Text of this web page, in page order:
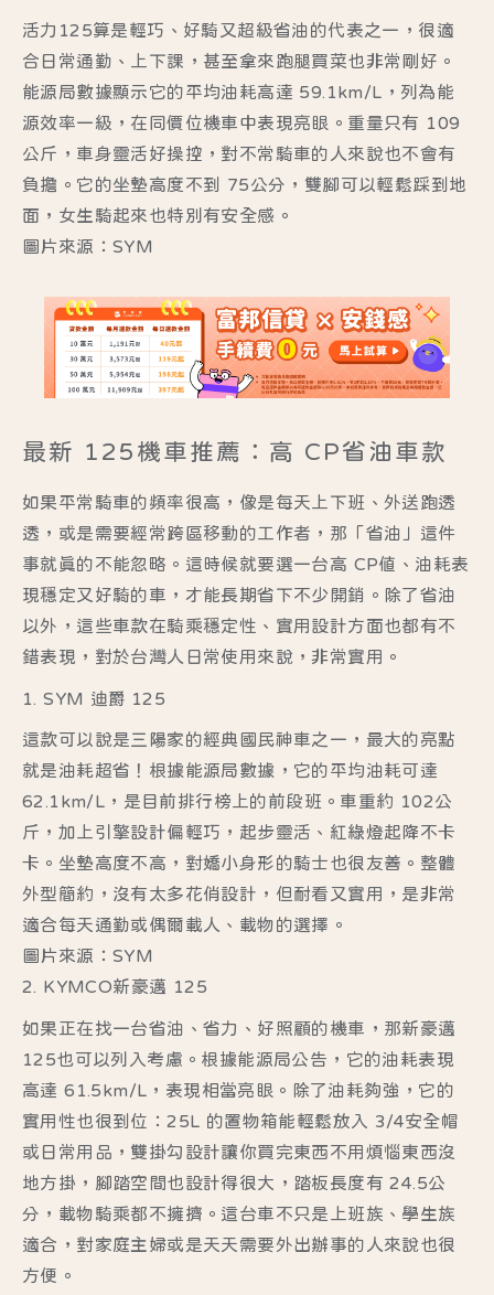
活力125算是輕巧、好騎又超級省油的代表之一，很適
合日常通勤、上下課，甚至拿來跑腿買菜也非常剛好。
能源局數據顯示它的平均油耗高達 59.1km/L，列為能
源效率一級，在同價位機車中表現亮眼。重量只有 109
公斤，車身靈活好操控，對不常騎車的人來說也不會有
負擔。它的坐墊高度不到 75公分，雙腳可以輕鬆踩到地
面，女生騎起來也特別有安全感。
圖片來源：SYM
最新 125機車推薦：高 CP省油車款
如果平常騎車的頻率很高，像是每天上下班、外送跑透
透，或是需要經常跨區移動的工作者，那「省油」這件
事就真的不能忽略。這時候就要選一台高 CP值、油耗表
現穩定又好騎的車，才能長期省下不少開銷。除了省油
以外，這些車款在騎乘穩定性、實用設計方面也都有不
錯表現，對於台灣人日常使用來說，非常實用。
1. SYM 迪爵 125
這款可以說是三陽家的經典國民神車之一，最大的亮點
就是油耗超省！根據能源局數據，它的平均油耗可達
62.1km/L，是目前排行榜上的前段班。車重約 102公
斤，加上引擎設計偏輕巧，起步靈活、紅綠燈起降不卡
卡。坐墊高度不高，對嬌小身形的騎士也很友善。整體
外型簡約，沒有太多花俏設計，但耐看又實用，是非常
適合每天通勤或偶爾載人、載物的選擇。
圖片來源：SYM
2. KYMCO新豪邁 125
如果正在找一台省油、省力、好照顧的機車，那新豪邁
125也可以列入考慮。根據能源局公告，它的油耗表現
高達 61.5km/L，表現相當亮眼。除了油耗夠強，它的
實用性也很到位：25L 的置物箱能輕鬆放入 3/4安全帽
或日常用品，雙掛勾設計讓你買完東西不用煩惱東西沒
地方掛，腳踏空間也設計得很大，踏板長度有 24.5公
分，載物騎乘都不擁擠。這台車不只是上班族、學生族
適合，對家庭主婦或是天天需要外出辦事的人來說也很
方便。